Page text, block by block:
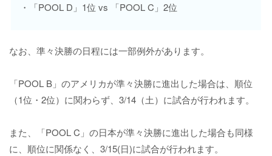
・「POOL D」1位 vs 「POOL C」2位
なお、準々決勝の日程には一部例外があります。
「POOL B」のアメリカが準々決勝に進出した場合は、順位
（1位・2位）に関わらず、3/14（土）に試合が行われます。
また、「POOL C」の日本が準々決勝に進出した場合も同様
に、順位に関係なく、3/15(日)に試合が行われます。